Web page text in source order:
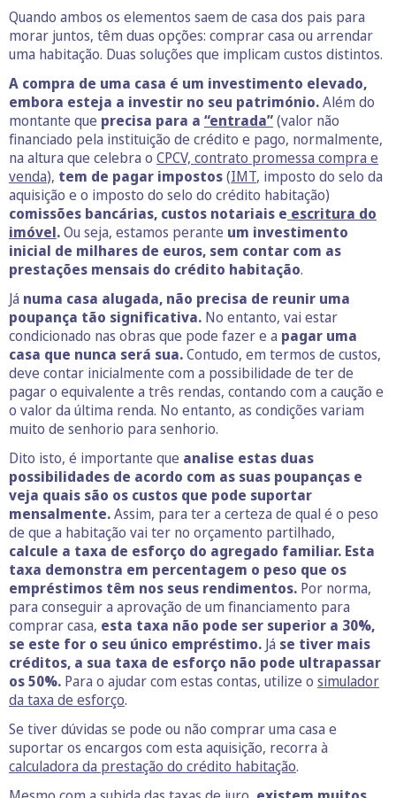
Quando ambos os elementos saem de casa dos pais para
morar juntos, têm duas opções: comprar casa ou arrendar
uma habitação. Duas soluções que implicam custos distintos.
A compra de uma casa é um investimento elevado,
embora esteja a investir no seu património.Além do
montante que precisa para a “entrada”(valor não
financiado pela instituição de crédito e pago, normalmente,
na altura que celebra o CPCV, contrato promessa compra e
venda), tem de pagar impostos(IMT, imposto do selo da
aquisição e o imposto do selo do crédito habitação)
comissões bancárias, custos notariais e escritura do
imóvel.Ou seja, estamos perante um investimento
inicial de milhares de euros, sem contar com as
prestações mensais do crédito habitação.
Já numa casa alugada, não precisa de reunir uma
poupança tão significativa. No entanto, vai estar
condicionado nas obras que pode fazer e a pagar uma
casa que nunca será sua.Contudo, em termos de custos,
deve contar inicialmente com a possibilidade de ter de
pagar o equivalente a três rendas, contando com a caução e
o valor da última renda. No entanto, as condições variam
muito de senhorio para senhorio.
Dito isto, é importante que analise estas duas
possibilidades de acordo com as suas poupanças e
veja quais são os custos que pode suportar
mensalmente.Assim, para ter a certeza de qual é o peso
de que a habitação vai ter no orçamento partilhado,
calcule a taxa de esforço do agregado familiar. Esta
taxa demonstra em percentagem o peso que os
empréstimos têm nos seus rendimentos. Por norma,
para conseguir a aprovação de um financiamento para
comprar casa, esta taxa não pode ser superior a 30%,
se este for o seu único empréstimo. Já se tiver mais
créditos, a sua taxa de esforço não pode ultrapassar
os 50%. Para o ajudar com estas contas, utilize o simulador
da taxa de esforço.
Se tiver dúvidas se pode ou não comprar uma casa e
suportar os encargos com esta aquisição, recorra à
calculadora da prestação do crédito habitação.